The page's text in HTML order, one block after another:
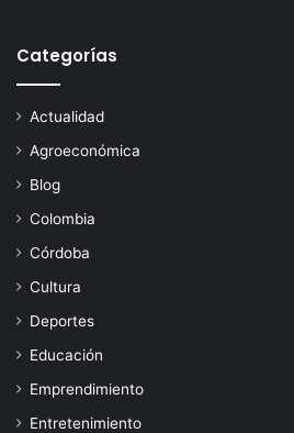
Categorías
Actualidad
Agroeconómica
Blog
Colombia
Córdoba
Cultura
Deportes
Educación
Emprendimiento
Entretenimiento